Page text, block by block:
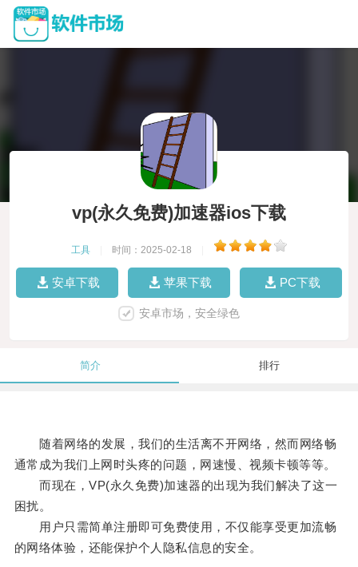
vp(永久免费)加速器ios下载
工具 时间：2025-02-18
安卓下载 苹果下载 PC下载
安卓市场，安全绿色
简介 排行
随着网络的发展，我们的生活离不开网络，然而网络畅
通常成为我们上网时头疼的问题，网速慢、视频卡顿等等。
而现在，VP(永久免费)加速器的出现为我们解决了这一
困扰。
用户只需简单注册即可免费使用，不仅能享受更加流畅
的网络体验，还能保护个人隐私信息的安全。